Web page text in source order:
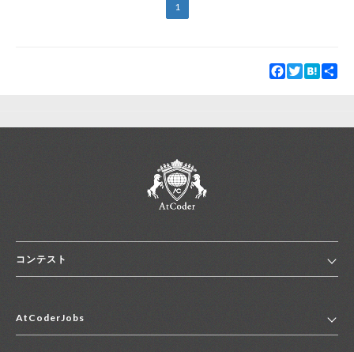
1
Facebook
TwitterHatena
コンテスト
コンテスト一覧
AtCoderJobs